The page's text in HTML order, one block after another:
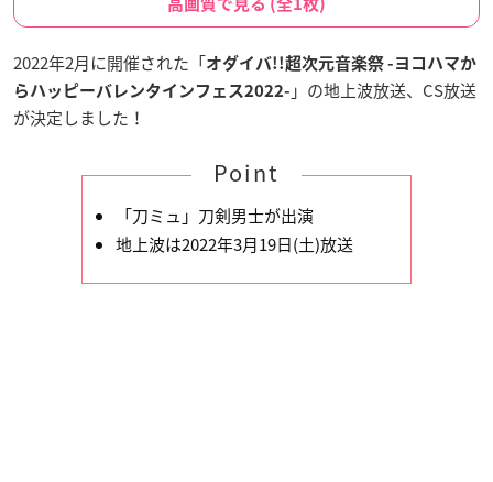
高画質で見る (全1枚)
2022年2月に開催された「オダイバ!!超次元音楽祭 -ヨコハマか
らハッピーバレンタインフェス2022- 」の地上波放送、CS放送
が決定しました！
Point
「刀ミュ」刀剣男士が出演
地上波は2022年3月19日(土)放送